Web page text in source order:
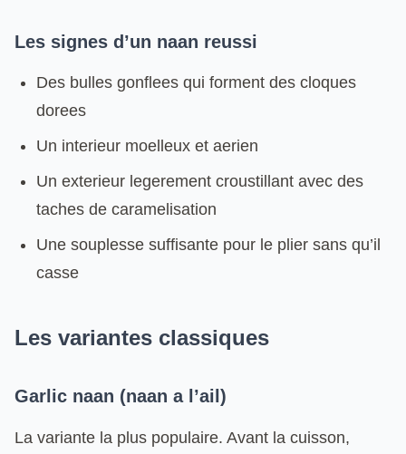
Les signes d’un naan reussi
Des bulles gonflees qui forment des cloques
dorees
Un interieur moelleux et aerien
Un exterieur legerement croustillant avec des
taches de caramelisation
Une souplesse suffisante pour le plier sans qu’il
casse
Les variantes classiques
Garlic naan (naan a l’ail)
La variante la plus populaire. Avant la cuisson,